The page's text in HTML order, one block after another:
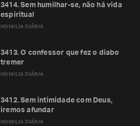
HOMILIA DIÁRIA
3414. Sem humilhar-se, não há vida
espiritual
HOMILIA DIÁRIA
3413. O confessor que fez o diabo
tremer
HOMILIA DIÁRIA
3412. Sem intimidade com Deus,
iremos afundar